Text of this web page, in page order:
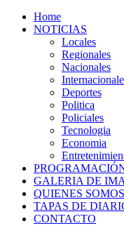
Home
NOTICIAS
Locales
Regionales
Nacionales
Deportes
Politica
Policiales
Tecnologia
Economia
GALERIA DE
QUIENES
TAPAS DE
CONTACTO